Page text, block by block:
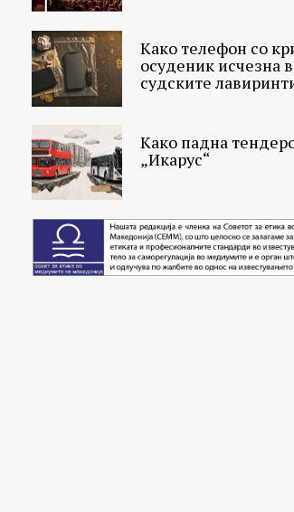
Како телефон со
осуденик исчезна
судските
Како падна
„Икарус“